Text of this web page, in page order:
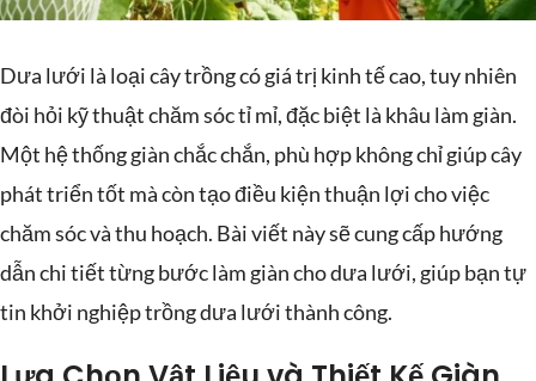
Dưa lưới là loại cây trồng có giá trị kinh tế cao, tuy nhiên
đòi hỏi kỹ thuật chăm sóc tỉ mỉ, đặc biệt là khâu làm giàn.
Một hệ thống giàn chắc chắn, phù hợp không chỉ giúp cây
phát triển tốt mà còn tạo điều kiện thuận lợi cho việc
chăm sóc và thu hoạch. Bài viết này sẽ cung cấp hướng
dẫn chi tiết từng bước làm giàn cho dưa lưới, giúp bạn tự
tin khởi nghiệp trồng dưa lưới thành công.